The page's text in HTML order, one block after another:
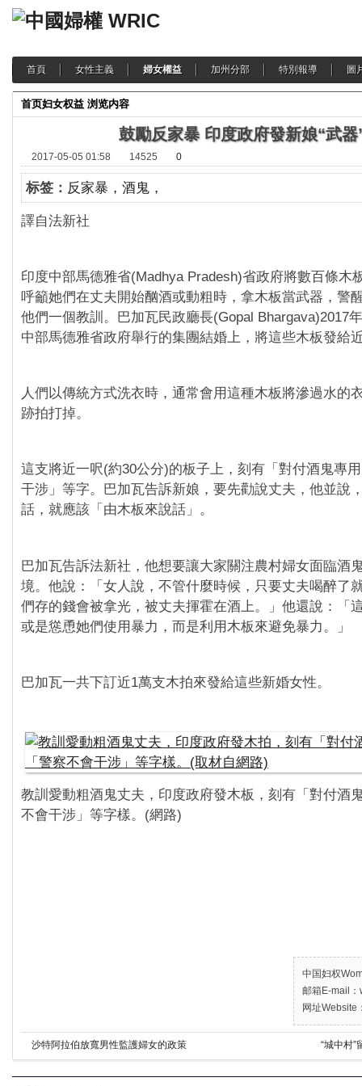
首頁 女性主義 婦女權益 加州分部 特別報導 圖
首页妇女权益 浏览内容
鼓勵反家暴 印度政府發新娘“武器
2017-05-05 01:58 14525 0
标签： 反家暴，酒鬼，
譯自法新社
印度中部馬德雅省(Madhya Pradesh)省政府將數百條木
呼籲她們在丈夫開始酗酒或動粗時，拿木板當武器，警
他們一個教訓。巴加瓦民政廳長(Gopal Bhargava)2017
中部馬德雅省政府舉行的集團結婚上，將這些木板發給
人們以傳統方式洗衣時，通常會用這種木板將滲過水的
跡拍打掉。
這支將近一呎(約30公分)的板子上，刻有「對付酒鬼專
干涉」等字。巴加瓦告訴新娘，要先勸說丈夫，他並說
話，就應該「由木板來說話」。
巴加瓦告訴法新社，他想要讓大家關注農村婦女面臨酒
境。他說：「女人說，不管什麼時候，只要丈夫喝醉了
們存的錢會被拿光，被丈夫揮霍在酒上。」他還說：「
或是慫恿她們使用暴力，而是利用木板來避免暴力。」
巴加瓦一共下訂近1萬支木拍來發給這些新婚女性。
教訓愛動粗酒鬼丈夫，印度政府發木板，刻有「對付酒
不會干涉」等字樣。(網路)
中国妇权
邮箱E-mail
网址Website
沙特阿拉伯放寬男性監護婦女的政策 “城中村”